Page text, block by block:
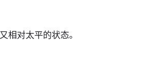
相对太平的状态。